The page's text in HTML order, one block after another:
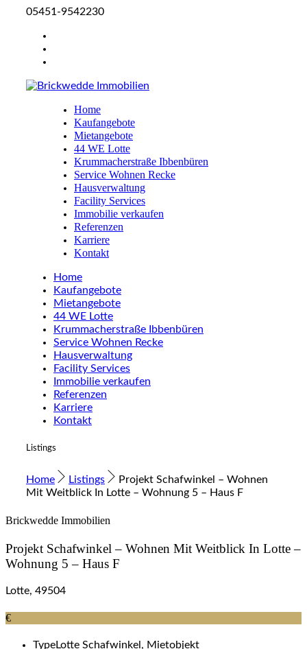
05451-9542230
Home
Kaufangebote
Mietangebote
44 WE Lotte
Krummacherstraße Ibbenbüren
Service Wohnen Recke
Hausverwaltung
Facility Services
Immobilie verkaufen
Referenzen
Karriere
Kontakt
Home
Kaufangebote
Mietangebote
44 WE Lotte
Krummacherstraße Ibbenbüren
Service Wohnen Recke
Hausverwaltung
Facility Services
Immobilie verkaufen
Referenzen
Karriere
Kontakt
Listings
Home Listings
Projekt Schafwinkel – Wohnen
Mit Weitblick In Lotte – Wohnung 5 – Haus F
Brickwedde Immobilien
Projekt Schafwinkel – Wohnen Mit Weitblick In Lotte –
Wohnung 5 – Haus F
Lotte, 49504
€
TypeLotte Schafwinkel, Mietobjekt